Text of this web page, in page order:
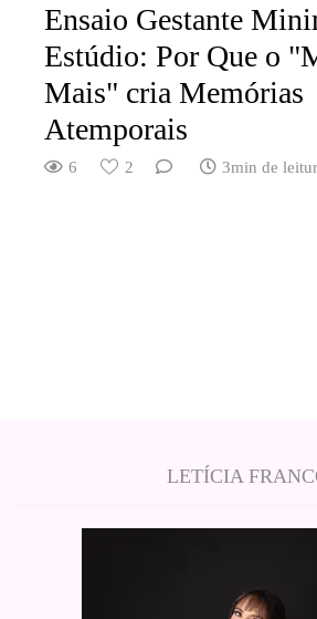
Ensaio Gestante
Estúdio: Por Que o
Mais" cria Memórias
Atemporais
6 2 3min de
LETÍCIA